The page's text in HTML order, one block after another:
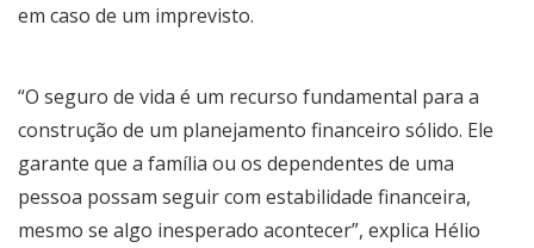
em caso de um imprevisto.
“O seguro de vida é um recurso fundamental para a
construção de um planejamento financeiro sólido. Ele
garante que a família ou os dependentes de uma
pessoa possam seguir com estabilidade financeira,
mesmo se algo inesperado acontecer”, explica Hélio